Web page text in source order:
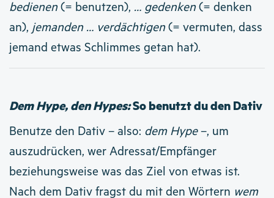
bedienen(= benutzen), … gedenken(= denken
an), jemanden … verdächtigen(= vermuten, dass
jemand etwas Schlimmes getan hat).
Dem Hype, den Hypes:So benutzt du den Dativ
Benutze den Dativ – also: dem Hype–, um
auszudrücken, wer Adressat/Empfänger
beziehungsweise was das Ziel von etwas ist.
Nach dem Dativ fragst du mit den Wörtern wem